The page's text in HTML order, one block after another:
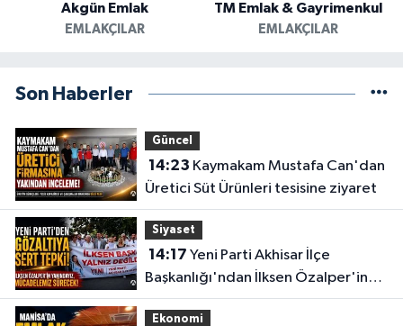
Akgün Emlak
EMLAKÇILAR
TM Emlak & Gayrimenkul
EMLAKÇILAR
Son Haberler
Güncel
14:23
Üretici Süt Ürünleri tesisine ziyaret
Siyaset
14:17
Başkanlığı'ndan İlksen Özalper'in
gözaltına alınmasına tepki
Ekonomi